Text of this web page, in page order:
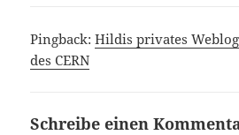
Pingback:Hildis privates
des CERN
Schreibe einen